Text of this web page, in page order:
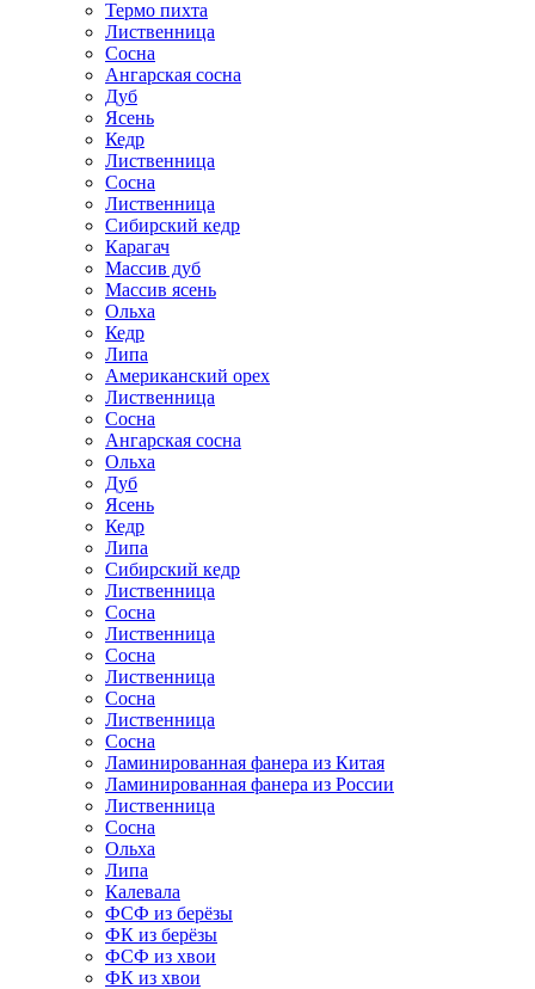
Термо пихта
Лиственница
Сосна
Ангарская сосна
Дуб
Ясень
Кедр
Лиственница
Сосна
Лиственница
Сибирский кедр
Карагач
Массив дуб
Массив ясень
Ольха
Кедр
Липа
Американский орех
Лиственница
Сосна
Ангарская сосна
Ольха
Дуб
Ясень
Кедр
Липа
Сибирский кедр
Лиственница
Сосна
Лиственница
Сосна
Лиственница
Сосна
Лиственница
Сосна
Ламинированная фанера из Китая
Ламинированная фанера из России
Лиственница
Сосна
Ольха
Липа
Калевала
ФСФ из берёзы
ФК из берёзы
ФСФ из хвои
ФК из хвои